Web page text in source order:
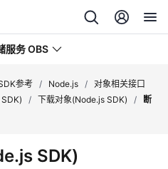
服务 OBS
参考 / Node.js / 对象相关接口
/ 下载对象(Node.js SDK) /
断
SDK)